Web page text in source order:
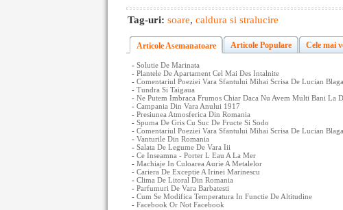
Tag-uri: soare, caldura si stralucire
Articole Asemanatoare Articole Populare Cele mai
- Solutie De Marinata
- Plantele De Apartament Cel Mai Des Intalnite
- Comentariul Poeziei Vara Sfantului Mihai Scrisa De Lucian
- Tundra Si Taigaua
- Ne Putem Imbraca Frumos Chiar Daca Nu Avem Multi Bani La
- Campania Din Vara Anului 1917
- Presiunea Atmosferica Din Romania
- Spuma De Gris Cu Suc De Fructe Si Sodo
- Comentariul Poeziei Vara Sfantului Mihai Scrisa De Lucian
- Vanturile Din Romania
- Salata De Legume De Vara Iii
- Ce Inseamna - Porter L Eau A La Mer
- Machiaje In Culoarea Aurie A Metalelor
- Cariera De Exceptie A Irinei Marinescu
- Clima De Litoral Din Romania
- Parfumuri De Vara Barbatesti
- Cum Se Modifica Temperatura In Functie De Altitudine
- Facebook Or Not Facebook